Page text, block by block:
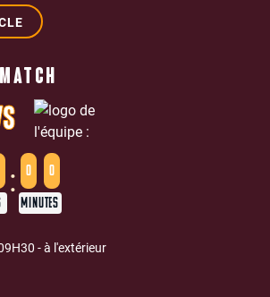
: 0 0
MINUTES
- à l'extérieur